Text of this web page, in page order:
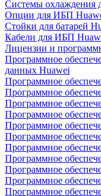
Системы охлаждения
Опции для ИБП
Стойки для батарей
Кабели для ИБП
Лицензии и
Программное
данных Huawei
Программное
Программное
Программное
Программное
Программное
Программное
Программное
Программное
Программное
Программное
Программное